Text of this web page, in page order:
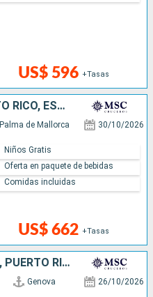
US$ 596 +Tasas
ESPAÑA, PORTUGAL, PUERTO RICO, ESTADOS UNIDOS
Palma de Mallorca 30/10/2026
US$ 662 +Tasas
Niños Gratis
Oferta en paquete de bebidas
Comidas incluidas
ITALIA, ESPAÑA, PORTUGAL, PUERTO RICO, ESTADOS UNIDOS
Genova 26/10/2026